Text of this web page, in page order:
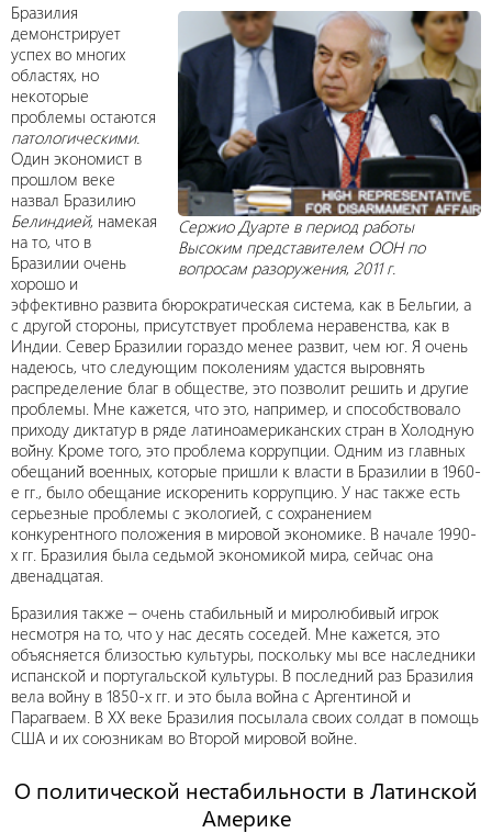
Сержио Дуарте в период работы
Высоким представителем ООН по
вопросам разоружения, 2011 г.
Бразилия
демонстрирует
успех во многих
областях, но
некоторые
проблемы остаются
патологическими.
Один экономист в
прошлом веке
назвал Бразилию
Белиндией, намекая
на то, что в
Бразилии очень
хорошо и
эффективно развита бюрократическая система, как в Бельгии, а
с другой стороны, присутствует проблема неравенства, как в
Индии. Север Бразилии гораздо менее развит, чем юг. Я очень
надеюсь, что следующим поколениям удастся выровнять
распределение благ в обществе, это позволит решить и другие
проблемы. Мне кажется, что это, например, и способствовало
приходу диктатур в ряде латиноамериканских стран в Холодную
войну. Кроме того, это проблема коррупции. Одним из главных
обещаний военных, которые пришли к власти в Бразилии в 1960-
е гг., было обещание искоренить коррупцию. У нас также есть
серьезные проблемы с экологией, с сохранением
конкурентного положения в мировой экономике. В начале 1990-
х гг. Бразилия была седьмой экономикой мира, сейчас она
двенадцатая.
Бразилия также – очень стабильный и миролюбивый игрок
несмотря на то, что у нас десять соседей. Мне кажется, это
объясняется близостью культуры, поскольку мы все наследники
испанской и португальской культуры. В последний раз Бразилия
вела войну в 1850-х гг. и это была война с Аргентиной и
Парагваем. В XX веке Бразилия посылала своих солдат в помощь
США и их союзникам во Второй мировой войне.
О политической нестабильности в Латинской
Америке